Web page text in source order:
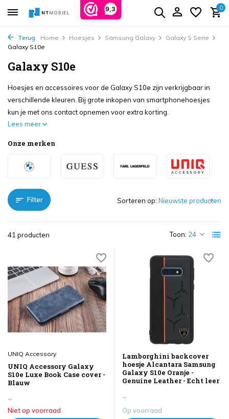
9,3 0
Terug Home Hoesjes Samsung Galaxy
Galaxy S Serie
Galaxy S10e
Galaxy S10e
Hoesjes en accessoires voor de Galaxy S10e zijn verkrijgbaar in
verschillende kleuren. Bij grote inkopen van smartphonehoesjes
kun je met ons contact opnemen voor extra korting.
Lees meer
Onze merken
Filter
41 producten Toon:
Sorteren op:
UNIQ Accessory
UNIQ Accessory Galaxy
S10e Luxe Book Case cover -
Blauw
Niet op voorraad
Lamborghini backcover
hoesje Alcantara Samsung
Galaxy S10e Oranje -
Genuine Leather - Echt leer
Op voorraad